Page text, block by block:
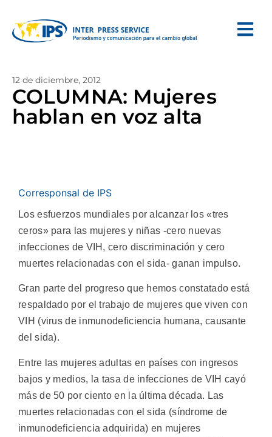
12 de diciembre, 2012
COLUMNA: Mujeres
hablan en voz alta
Corresponsal de IPS
Los esfuerzos mundiales por alcanzar los «tres
ceros» para las mujeres y niñas -cero nuevas
infecciones de VIH, cero discriminación y cero
muertes relacionadas con el sida- ganan impulso.
Gran parte del progreso que hemos constatado está
respaldado por el trabajo de mujeres que viven con
VIH (virus de inmunodeficiencia humana, causante
del sida).
Entre las mujeres adultas en países con ingresos
bajos y medios, la tasa de infecciones de VIH cayó
más de 50 por ciento en la última década. Las
muertes relacionadas con el sida (síndrome de
inmunodeficiencia adquirida) en mujeres